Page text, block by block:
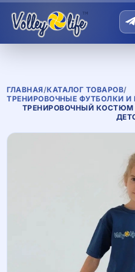
ГЛАВНАЯ/КАТАЛОГ ТОВАРОВ/
ТРЕНИРОВОЧНЫЕ ФУТБОЛКИ И
ТРЕНИРОВОЧНЫЙ КОСТЮМ